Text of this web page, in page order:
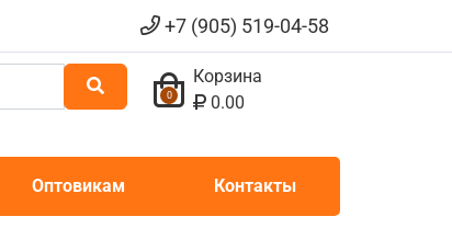
+7 (905) 519-04-58
0
Корзина
0.00
Оптовикам Контакты